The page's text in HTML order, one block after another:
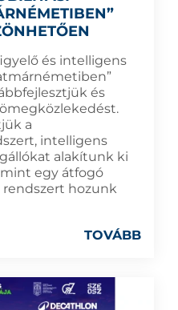
és intelligens
és
a
intelligens
alakítunk ki
egy átfogó
hozunk
TOVÁBB